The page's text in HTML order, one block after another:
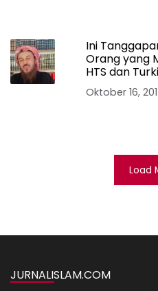
Ini
Orang yang
HTS dan Turki
Oktober 16,
Load
JURNALISLAM.COM